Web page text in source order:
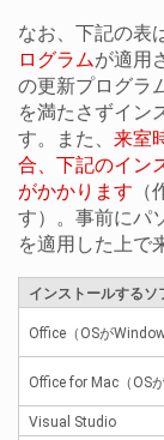
なお、下記の表
ログラムが適用
の更新プログラ
を満たさずイン
す。また、 来室
合、下記のイン
がかかります
す）。事前にパ
を適用した上で
インストールするソ
Office（OSが
Office for Mac（OSが
Visual Studio